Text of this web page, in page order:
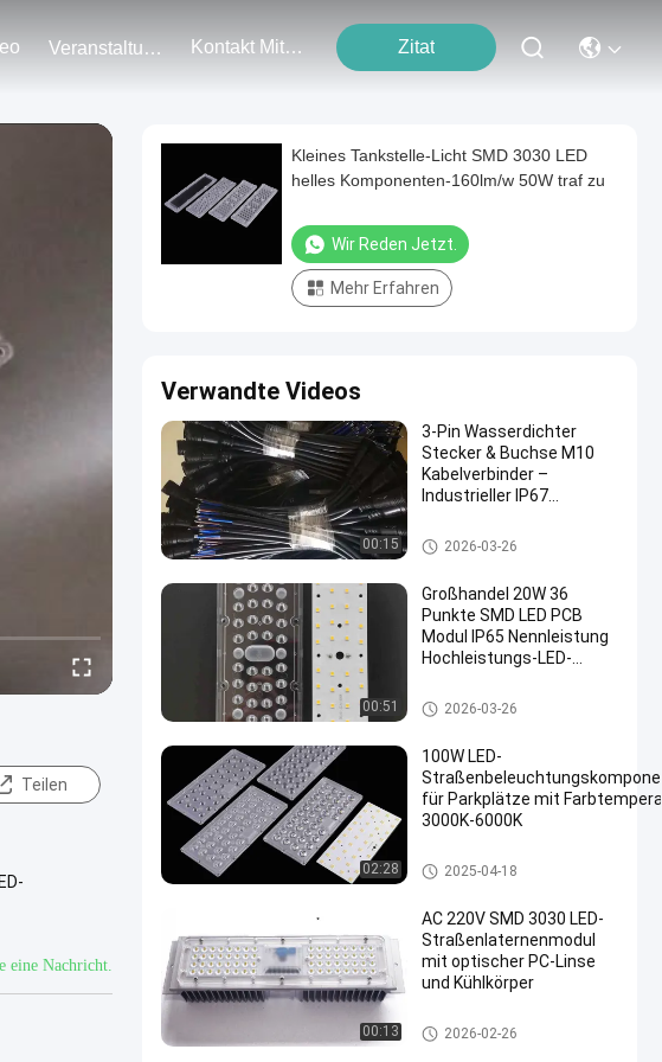
Veranstaltungen Kontakt Mit Uns Zitat
Teilen
eine Nachricht.
Kleines Tankstelle-Licht SMD 3030 LED
helles Komponenten-160lm/w 50W traf zu
Wir Reden Jetzt.
Mehr Erfahren
Verwandte Videos
00:15
3-Pin Wasserdichter
Stecker & Buchse M10
Kabelverbinder –
Industrieller IP67
LED-Straßenlaterne-Komponen
ten
2026-03-26
00:51
Großhandel 20W 36
Punkte SMD LED PCB
Modul IP65 Nennleistung
Hochleistungs-LED-
Straßenbeleuchtung /
Außenbeleuchtung
LED-Straßenlaterne-Komponen
ten
2026-03-26
02:28
100W LED-
für Parkplätze mit
3000K-6000K
LED-Straßenlaterne-Komponenten
2025-04-18
00:13
AC 220V SMD 3030 LED-
Straßenlaternenmodul
mit optischer PC-Linse
und Kühlkörper
LED-Straßenlaterne-Komponen
ten
2026-02-26